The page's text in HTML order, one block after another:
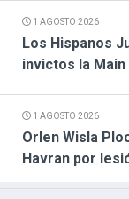
1 AGOSTO 2026
Los Hispanos
invictos la Main
1 AGOSTO 2026
Orlen Wisla
Havran por